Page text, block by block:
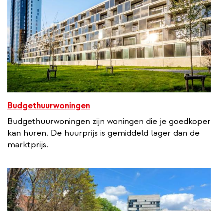
Budgethuurwoningen
Budgethuurwoningen zijn woningen die je goedkoper
kan huren. De huurprijs is gemiddeld lager dan de
marktprijs.